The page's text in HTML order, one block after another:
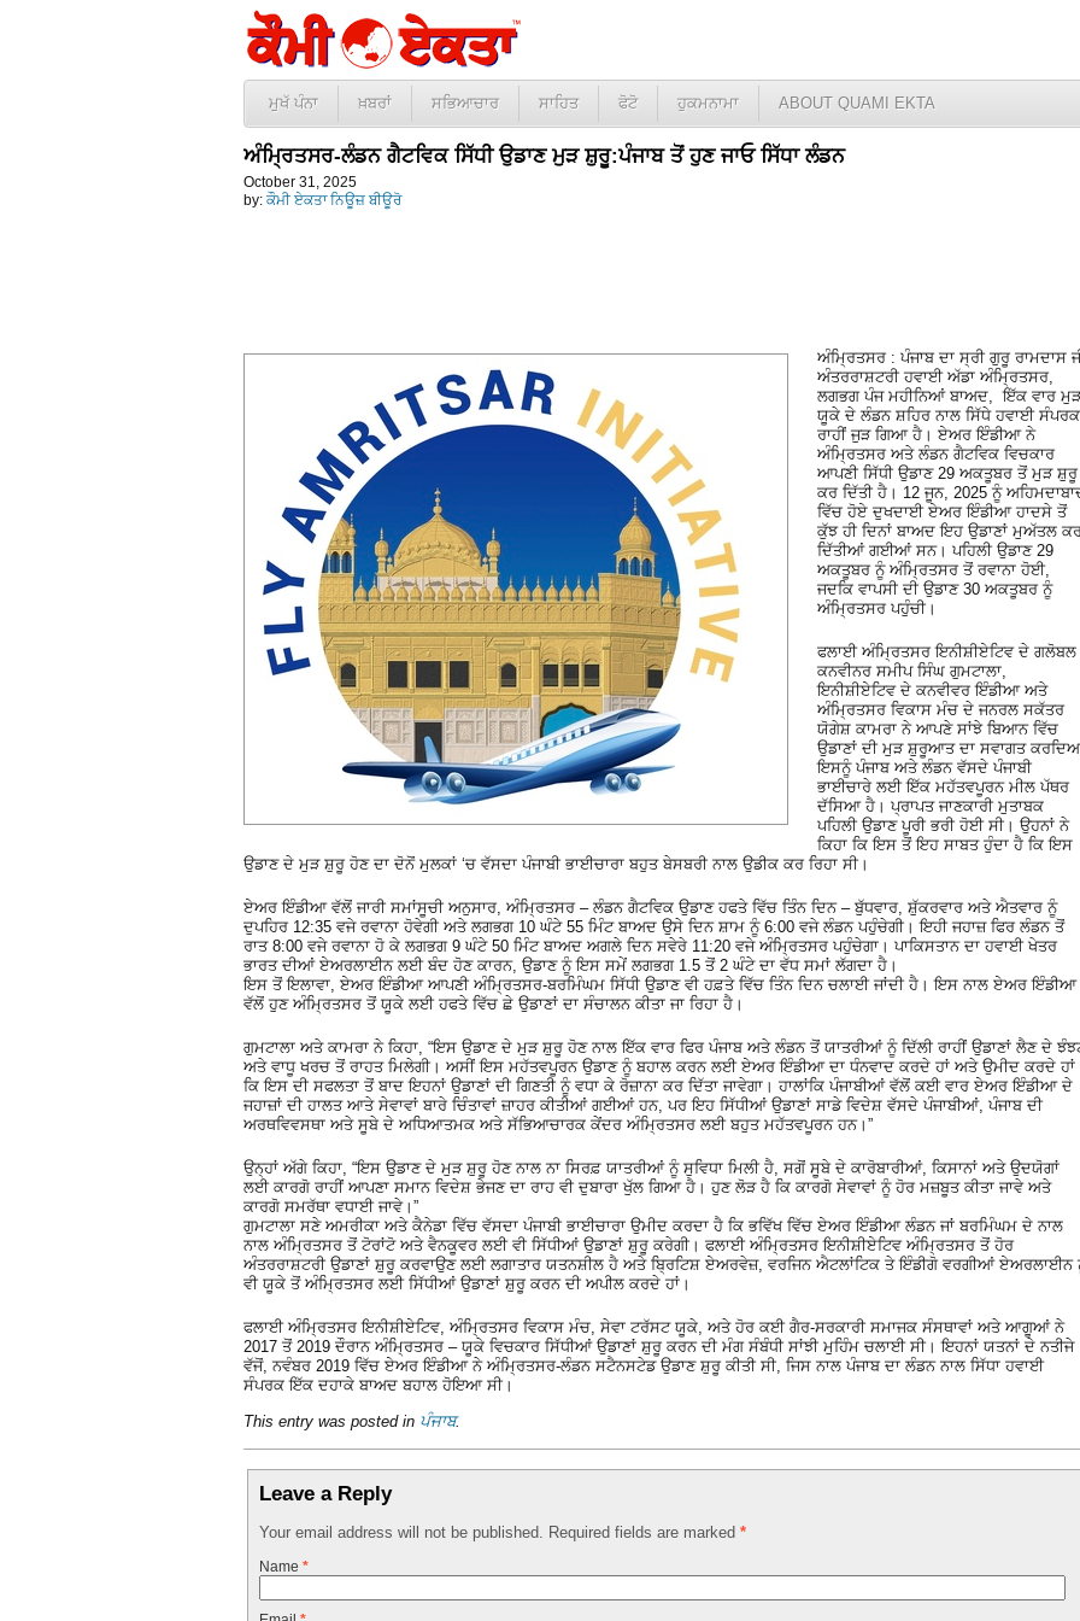
ਮੁਖੱ ਪੰਨਾ ਖ਼ਬਰਾਂ ਸਭਿਆਚਾਰ ਸਾਹਿਤ ਫੋਟੋ ਹੁਕਮਨਾਮਾ ABOUT QUAMI EKTA
ਅੰਮ੍ਰਿਤਸਰ-ਲੰਡਨ ਗੈਟਵਿਕ ਸਿੱਧੀ ਉਡਾਣ ਮੁੜ ਸ਼ੁਰੂ:ਪੰਜਾਬ ਤੋਂ ਹੁਣ ਜਾਓ ਸਿੱਧਾ ਲੰਡਨ
October 31, 2025
by: ਕੌਮੀ ਏਕਤਾ ਨਿਊਜ਼ ਬੀਊਰੋ
ਅੰਮ੍ਰਿਤਸਰ : ਪੰਜਾਬ ਦਾ ਸ੍ਰੀ ਗੁਰੂ ਰਾਮਦਾਸ
ਅੰਤਰਰਾਸ਼ਟਰੀ ਹਵਾਈ ਅੱਡਾ ਅੰਮ੍ਰਿਤਸਰ,
ਲਗਭਗ ਪੰਜ ਮਹੀਨਿਆਂ ਬਾਅਦ, ਇੱਕ ਵਾਰ ਮੁੜ
ਯੂਕੇ ਦੇ ਲੰਡਨ ਸ਼ਹਿਰ ਨਾਲ ਸਿੱਧੇ ਹਵਾਈ ਸੰਪਰਕ
ਰਾਹੀਂ ਜੁੜ ਗਿਆ ਹੈ। ਏਅਰ ਇੰਡੀਆ ਨੇ
ਅੰਮ੍ਰਿਤਸਰ ਅਤੇ ਲੰਡਨ ਗੈਟਵਿਕ ਵਿਚਕਾਰ
ਆਪਣੀ ਸਿੱਧੀ ਉਡਾਣ 29 ਅਕਤੂਬਰ ਤੋਂ ਮੁੜ ਸ਼ੁਰੂ
ਕਰ ਦਿੱਤੀ ਹੈ। 12 ਜੂਨ, 2025 ਨੂੰ
ਵਿੱਚ ਹੋਏ ਦੁਖਦਾਈ ਏਅਰ ਇੰਡੀਆ ਹਾਦਸੇ ਤੋਂ
ਕੁੱਝ ਹੀ ਦਿਨਾਂ ਬਾਅਦ ਇਹ ਉਡਾਣਾਂ ਮੁਅੱਤਲ
ਦਿੱਤੀਆਂ ਗਈਆਂ ਸਨ। ਪਹਿਲੀ ਉਡਾਣ 29
ਅਕਤੂਬਰ ਨੂੰ ਅੰਮ੍ਰਿਤਸਰ ਤੋਂ ਰਵਾਨਾ ਹੋਈ,
ਜਦਕਿ ਵਾਪਸੀ ਦੀ ਉਡਾਣ 30 ਅਕਤੂਬਰ ਨੂੰ
ਅੰਮ੍ਰਿਤਸਰ ਪਹੁੰਚੀ।
ਫਲਾਈ ਅੰਮ੍ਰਿਤਸਰ ਇਨੀਸ਼ੀਏਟਿਵ ਦੇ ਗਲੋਬਲ
ਕਨਵੀਨਰ ਸਮੀਪ ਸਿੰਘ ਗੁਮਟਾਲਾ,
ਇਨੀਸ਼ੀਏਟਿਵ ਦੇ ਕਨਵੀਵਰ ਇੰਡੀਆ ਅਤੇ
ਅੰਮ੍ਰਿਤਸਰ ਵਿਕਾਸ ਮੰਚ ਦੇ ਜਨਰਲ ਸਕੱਤਰ
ਯੋਗੇਸ਼ ਕਾਮਰਾ ਨੇ ਆਪਣੇ ਸਾਂਝੇ ਬਿਆਨ ਵਿੱਚ
ਉਡਾਣਾਂ ਦੀ ਮੁੜ ਸ਼ੁਰੂਆਤ ਦਾ ਸਵਾਗਤ
ਇਸਨੂੰ ਪੰਜਾਬ ਅਤੇ ਲੰਡਨ ਵੱਸਦੇ ਪੰਜਾਬੀ
ਭਾਈਚਾਰੇ ਲਈ ਇੱਕ ਮਹੱਤਵਪੂਰਨ ਮੀਲ ਪੱਥਰ
ਦੱਸਿਆ ਹੈ। ਪ੍ਰਾਪਤ ਜਾਣਕਾਰੀ ਮੁਤਾਬਕ
ਪਹਿਲੀ ਉਡਾਣ ਪੂਰੀ ਭਰੀ ਹੋਈ ਸੀ। ਉਹਨਾਂ ਨੇ
ਕਿਹਾ ਕਿ ਇਸ ਤੋਂ ਇਹ ਸਾਬਤ ਹੁੰਦਾ ਹੈ ਕਿ ਇਸ
ਉਡਾਣ ਦੇ ਮੁੜ ਸ਼ੁਰੂ ਹੋਣ ਦਾ ਦੋਨੋਂ ਮੁਲਕਾਂ ‘ਚ ਵੱਸਦਾ ਪੰਜਾਬੀ ਭਾਈਚਾਰਾ ਬਹੁਤ ਬੇਸਬਰੀ ਨਾਲ ਉਡੀਕ ਕਰ ਰਿਹਾ ਸੀ।
ਏਅਰ ਇੰਡੀਆ ਵੱਲੋਂ ਜਾਰੀ ਸਮਾਂਸੂਚੀ ਅਨੁਸਾਰ, ਅੰਮ੍ਰਿਤਸਰ – ਲੰਡਨ ਗੈਟਵਿਕ ਉਡਾਣ ਹਫਤੇ ਵਿੱਚ ਤਿੰਨ ਦਿਨ – ਬੁੱਧਵਾਰ, ਸ਼ੁੱਕਰਵਾਰ ਅਤੇ ਐਤਵਾਰ ਨੂੰ
ਦੁਪਹਿਰ 12:35 ਵਜੇ ਰਵਾਨਾ ਹੋਵੇਗੀ ਅਤੇ ਲਗਭਗ 10 ਘੰਟੇ 55 ਮਿੰਟ ਬਾਅਦ ਉਸੇ ਦਿਨ ਸ਼ਾਮ ਨੂੰ 6:00 ਵਜੇ ਲੰਡਨ ਪਹੁੰਚੇਗੀ। ਇਹੀ ਜਹਾਜ਼ ਫਿਰ ਲੰਡਨ ਤੋਂ
ਰਾਤ 8:00 ਵਜੇ ਰਵਾਨਾ ਹੋ ਕੇ ਲਗਭਗ 9 ਘੰਟੇ 50 ਮਿੰਟ ਬਾਅਦ ਅਗਲੇ ਦਿਨ ਸਵੇਰੇ 11:20 ਵਜੇ ਅੰਮ੍ਰਿਤਸਰ ਪਹੁੰਚੇਗਾ। ਪਾਕਿਸਤਾਨ ਦਾ ਹਵਾਈ ਖੇਤਰ
ਭਾਰਤ ਦੀਆਂ ਏਅਰਲਾਈਨ ਲਈ ਬੰਦ ਹੋਣ ਕਾਰਨ, ਉਡਾਣ ਨੂੰ ਇਸ ਸਮੇਂ ਲਗਭਗ 1.5 ਤੋਂ 2 ਘੰਟੇ ਦਾ ਵੱਧ ਸਮਾਂ ਲੱਗਦਾ ਹੈ।
ਇਸ ਤੋਂ ਇਲਾਵਾ, ਏਅਰ ਇੰਡੀਆ ਆਪਣੀ ਅੰਮ੍ਰਿਤਸਰ-ਬਰਮਿੰਘਮ ਸਿੱਧੀ ਉਡਾਣ ਵੀ ਹਫ਼ਤੇ ਵਿੱਚ ਤਿੰਨ ਦਿਨ ਚਲਾਈ ਜਾਂਦੀ ਹੈ। ਇਸ ਨਾਲ ਏਅਰ ਇੰਡੀਆ
ਵੱਲੋਂ ਹੁਣ ਅੰਮ੍ਰਿਤਸਰ ਤੋਂ ਯੂਕੇ ਲਈ ਹਫਤੇ ਵਿੱਚ ਛੇ ਉਡਾਣਾਂ ਦਾ ਸੰਚਾਲਨ ਕੀਤਾ ਜਾ ਰਿਹਾ ਹੈ।
ਗੁਮਟਾਲਾ ਅਤੇ ਕਾਮਰਾ ਨੇ ਕਿਹਾ, “ਇਸ ਉਡਾਣ ਦੇ ਮੁੜ ਸ਼ੁਰੂ ਹੋਣ ਨਾਲ ਇੱਕ ਵਾਰ ਫਿਰ ਪੰਜਾਬ ਅਤੇ ਲੰਡਨ ਤੋਂ ਯਾਤਰੀਆਂ ਨੂੰ ਦਿੱਲੀ ਰਾਹੀਂ ਉਡਾਣਾਂ ਲੈਣ ਦੇ
ਅਤੇ ਵਾਧੂ ਖਰਚ ਤੋਂ ਰਾਹਤ ਮਿਲੇਗੀ। ਅਸੀਂ ਇਸ ਮਹੱਤਵਪੂਰਨ ਉਡਾਣ ਨੂੰ ਬਹਾਲ ਕਰਨ ਲਈ ਏਅਰ ਇੰਡੀਆ ਦਾ ਧੰਨਵਾਦ ਕਰਦੇ ਹਾਂ ਅਤੇ ਉਮੀਦ ਕਰਦੇ ਹਾਂ
ਕਿ ਇਸ ਦੀ ਸਫਲਤਾ ਤੋਂ ਬਾਦ ਇਹਨਾਂ ਉਡਾਣਾਂ ਦੀ ਗਿਣਤੀ ਨੂੰ ਵਧਾ ਕੇ ਰੋਜ਼ਾਨਾ ਕਰ ਦਿੱਤਾ ਜਾਵੇਗਾ। ਹਾਲਾਂਕਿ ਪੰਜਾਬੀਆਂ ਵੱਲੋਂ ਕਈ ਵਾਰ ਏਅਰ ਇੰਡੀਆ ਦੇ
ਜਹਾਜ਼ਾਂ ਦੀ ਹਾਲਤ ਆਤੇ ਸੇਵਾਵਾਂ ਬਾਰੇ ਚਿੰਤਾਵਾਂ ਜ਼ਾਹਰ ਕੀਤੀਆਂ ਗਈਆਂ ਹਨ, ਪਰ ਇਹ ਸਿੱਧੀਆਂ ਉਡਾਣਾਂ ਸਾਡੇ ਵਿਦੇਸ਼ ਵੱਸਦੇ ਪੰਜਾਬੀਆਂ, ਪੰਜਾਬ ਦੀ
ਅਰਥਵਿਵਸਥਾ ਅਤੇ ਸੂਬੇ ਦੇ ਅਧਿਆਤਮਕ ਅਤੇ ਸੱਭਿਆਚਾਰਕ ਕੇਂਦਰ ਅੰਮ੍ਰਿਤਸਰ ਲਈ ਬਹੁਤ ਮਹੱਤਵਪੂਰਨ ਹਨ।”
ਉਨ੍ਹਾਂ ਅੱਗੇ ਕਿਹਾ, “ਇਸ ਉਡਾਣ ਦੇ ਮੁੜ ਸ਼ੁਰੂ ਹੋਣ ਨਾਲ ਨਾ ਸਿਰਫ਼ ਯਾਤਰੀਆਂ ਨੂੰ ਸੁਵਿਧਾ ਮਿਲੀ ਹੈ, ਸਗੋਂ ਸੂਬੇ ਦੇ ਕਾਰੋਬਾਰੀਆਂ, ਕਿਸਾਨਾਂ ਅਤੇ ਉਦਯੋਗਾਂ
ਲਈ ਕਾਰਗੋ ਰਾਹੀਂ ਆਪਣਾ ਸਮਾਨ ਵਿਦੇਸ਼ ਭੇਜਣ ਦਾ ਰਾਹ ਵੀ ਦੁਬਾਰਾ ਖੁੱਲ ਗਿਆ ਹੈ। ਹੁਣ ਲੋੜ ਹੈ ਕਿ ਕਾਰਗੋ ਸੇਵਾਵਾਂ ਨੂੰ ਹੋਰ ਮਜ਼ਬੂਤ ਕੀਤਾ ਜਾਵੇ ਅਤੇ
ਕਾਰਗੋ ਸਮਰੱਥਾ ਵਧਾਈ ਜਾਵੇ।”
ਗੁਮਟਾਲਾ ਸਣੇ ਅਮਰੀਕਾ ਅਤੇ ਕੈਨੇਡਾ ਵਿੱਚ ਵੱਸਦਾ ਪੰਜਾਬੀ ਭਾਈਚਾਰਾ ਉਮੀਦ ਕਰਦਾ ਹੈ ਕਿ ਭਵਿੱਖ ਵਿੱਚ ਏਅਰ ਇੰਡੀਆ ਲੰਡਨ ਜਾਂ ਬਰਮਿੰਘਮ ਦੇ ਨਾਲ
ਨਾਲ ਅੰਮ੍ਰਿਤਸਰ ਤੋਂ ਟੋਰਾਂਟੋ ਅਤੇ ਵੈਨਕੂਵਰ ਲਈ ਵੀ ਸਿੱਧੀਆਂ ਉਡਾਣਾਂ ਸ਼ੁਰੂ ਕਰੇਗੀ। ਫਲਾਈ ਅੰਮ੍ਰਿਤਸਰ ਇਨੀਸ਼ੀਏਟਿਵ ਅੰਮ੍ਰਿਤਸਰ ਤੋਂ ਹੋਰ
ਅੰਤਰਰਾਸ਼ਟਰੀ ਉਡਾਣਾਂ ਸ਼ੁਰੂ ਕਰਵਾਉਣ ਲਈ ਲਗਾਤਾਰ ਯਤਨਸ਼ੀਲ ਹੈ ਅਤੇ ਬ੍ਰਿਟਿਸ਼ ਏਅਰਵੇਜ਼, ਵਰਜਿਨ ਐਟਲਾਂਟਿਕ ਤੇ ਇੰਡੀਗੋ ਵਰਗੀਆਂ ਏਅਰਲਾਈਨ
ਵੀ ਯੂਕੇ ਤੋਂ ਅੰਮ੍ਰਿਤਸਰ ਲਈ ਸਿੱਧੀਆਂ ਉਡਾਣਾਂ ਸ਼ੁਰੂ ਕਰਨ ਦੀ ਅਪੀਲ ਕਰਦੇ ਹਾਂ।
ਫਲਾਈ ਅੰਮ੍ਰਿਤਸਰ ਇਨੀਸ਼ੀਏਟਿਵ, ਅੰਮ੍ਰਿਤਸਰ ਵਿਕਾਸ ਮੰਚ, ਸੇਵਾ ਟਰੱਸਟ ਯੂਕੇ, ਅਤੇ ਹੋਰ ਕਈ ਗੈਰ-ਸਰਕਾਰੀ ਸਮਾਜਕ ਸੰਸਥਾਵਾਂ ਅਤੇ ਆਗੂਆਂ ਨੇ
2017 ਤੋਂ 2019 ਦੌਰਾਨ ਅੰਮ੍ਰਿਤਸਰ – ਯੂਕੇ ਵਿਚਕਾਰ ਸਿੱਧੀਆਂ ਉਡਾਣਾਂ ਸ਼ੁਰੂ ਕਰਨ ਦੀ ਮੰਗ ਸੰਬੰਧੀ ਸਾਂਝੀ ਮੁਹਿੰਮ ਚਲਾਈ ਸੀ। ਇਹਨਾਂ ਯਤਨਾਂ ਦੇ ਨਤੀਜੇ
ਵੱਜੋਂ, ਨਵੰਬਰ 2019 ਵਿੱਚ ਏਅਰ ਇੰਡੀਆ ਨੇ ਅੰਮ੍ਰਿਤਸਰ-ਲੰਡਨ ਸਟੈਨਸਟੇਡ ਉਡਾਣ ਸ਼ੁਰੂ ਕੀਤੀ ਸੀ, ਜਿਸ ਨਾਲ ਪੰਜਾਬ ਦਾ ਲੰਡਨ ਨਾਲ ਸਿੱਧਾ ਹਵਾਈ
ਸੰਪਰਕ ਇੱਕ ਦਹਾਕੇ ਬਾਅਦ ਬਹਾਲ ਹੋਇਆ ਸੀ।
This entry was posted in ਪੰਜਾਬ.
Leave a Reply
Your email address will not be published. Required fields are marked *
Name *